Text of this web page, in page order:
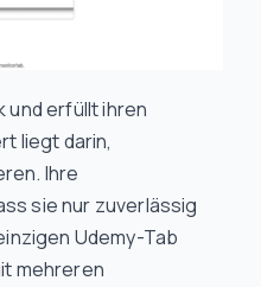
und erfüllt ihren
liegt darin,
Ihre
sie nur zuverlässig
Udemy-Tab
mehreren